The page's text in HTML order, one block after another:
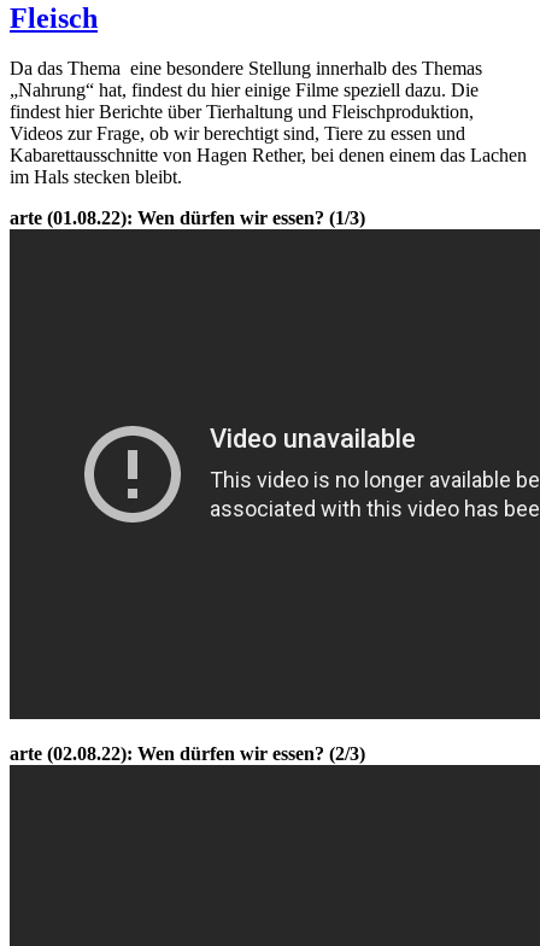
Fleisch
Da das Thema eine besondere Stellung innerhalb des Themas
„Nahrung“ hat, findest du hier einige Filme speziell dazu. Die
findest hier Berichte über Tierhaltung und Fleischproduktion,
Videos zur Frage, ob wir berechtigt sind, Tiere zu essen und
Kabarettausschnitte von Hagen Rether, bei denen einem das Lachen
im Hals stecken bleibt.
arte (01.08.22): Wen dürfen wir essen? (1/3)
arte (02.08.22): Wen dürfen wir essen? (2/3)